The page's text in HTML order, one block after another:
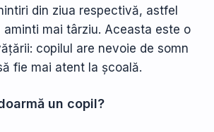
din ziua respectivă, astfel
mai târziu. Aceasta este o
copilul are nevoie de somn
fie mai atent la școală.
un copil?